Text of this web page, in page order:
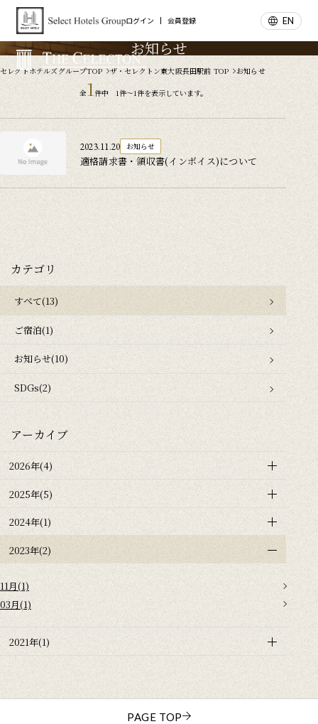
ログイン 会員登録 EN
お知らせ
セレクトホテルズグループTOP ザ・セレクトン東大阪長田駅前 TOP お知らせ
全1件中 1件～1件を表示しています。
2023.11.20 お知らせ
適格請求書・領収書(インボイス)について
カテゴリ
すべて(13)
ご宿泊(1)
お知らせ(10)
SDGs(2)
アーカイブ
2026年(4)
2025年(5)
2024年(1)
2023年(2)
11月(1)
03月(1)
2021年(1)
PAGE TOP